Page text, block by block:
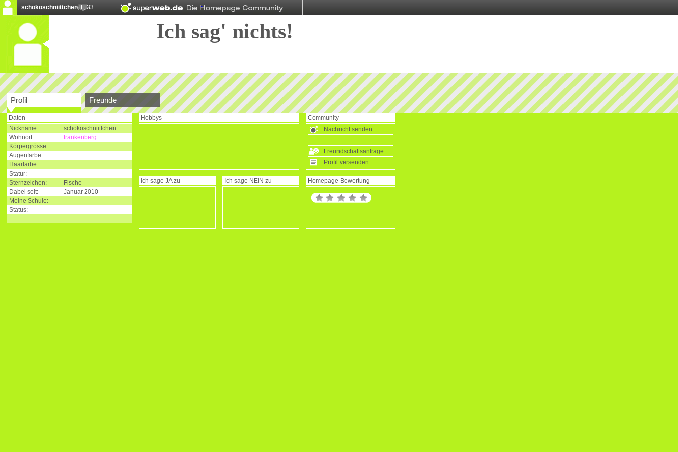
schokoschniittchen, F, 33
Ich sag' nichts!
Profil Freunde
Daten
Nickname:
schokoschniittchen
Wohnort:
frankenberg
Körpergrösse:
Augenfarbe:
Haarfarbe:
Statur:
Sternzeichen:
Fische
Dabei seit:
Januar 2010
Meine Schule:
Status:
Hobbys
Community
Nachricht senden
Freundschaftsanfrage
Profil versenden
Ich sage JAzu Ich sage NEIN zu Homepage Bewertung